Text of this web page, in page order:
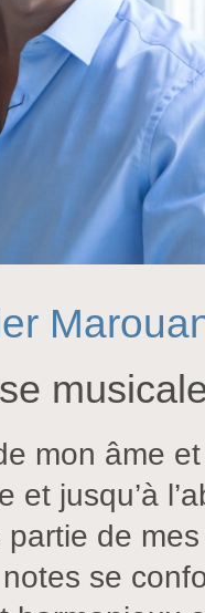
mon âme
et jusqu’à
de
se